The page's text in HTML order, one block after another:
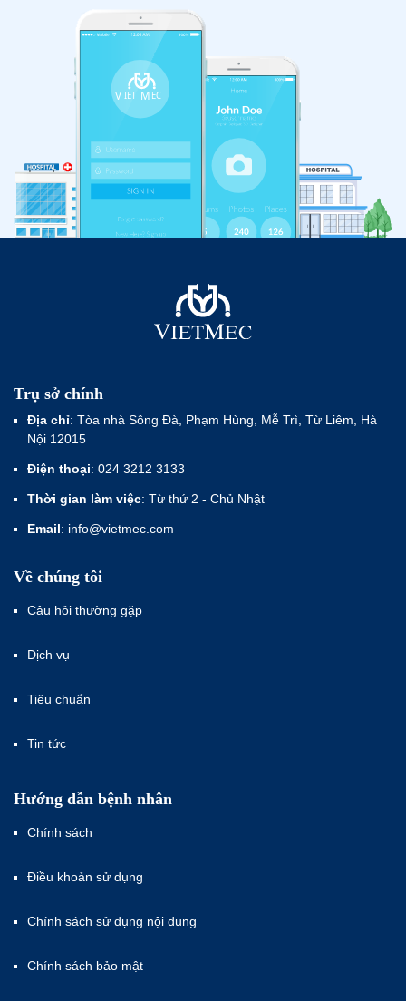
Trụ sở chính
Địa chỉ: Tòa nhà Sông Đà, Phạm Hùng, Mễ Trì, Từ Liêm, Hà
Nội 12015
Điện thoại: 024 3212 3133
Thời gian làm việc: Từ thứ 2 - Chủ Nhật
Email: info@vietmec.com
Về chúng tôi
Câu hỏi thường gặp
Dịch vụ
Tiêu chuẩn
Tin tức
Hướng dẫn bệnh nhân
Chính sách
Điều khoản sử dụng
Chính sách sử dụng nội dung
Chính sách bảo mật